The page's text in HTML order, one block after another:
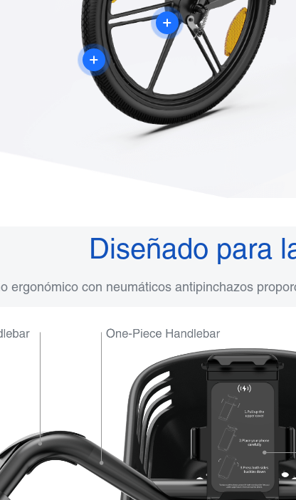
Diseñado para
ergonómico con neumáticos antipinchazos